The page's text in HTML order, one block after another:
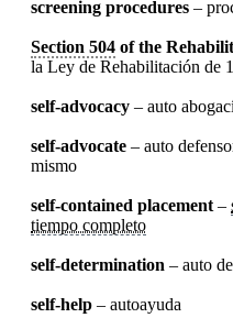
screening procedures –
Section 504 of the
la Ley de Rehabilitación de
self-advocacy – auto
self-advocate – auto
mismo
self-contained placement –
tiempo completo
self-determination – auto
self-help – autoayuda